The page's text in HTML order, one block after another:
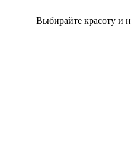
Выбирайте красоту и